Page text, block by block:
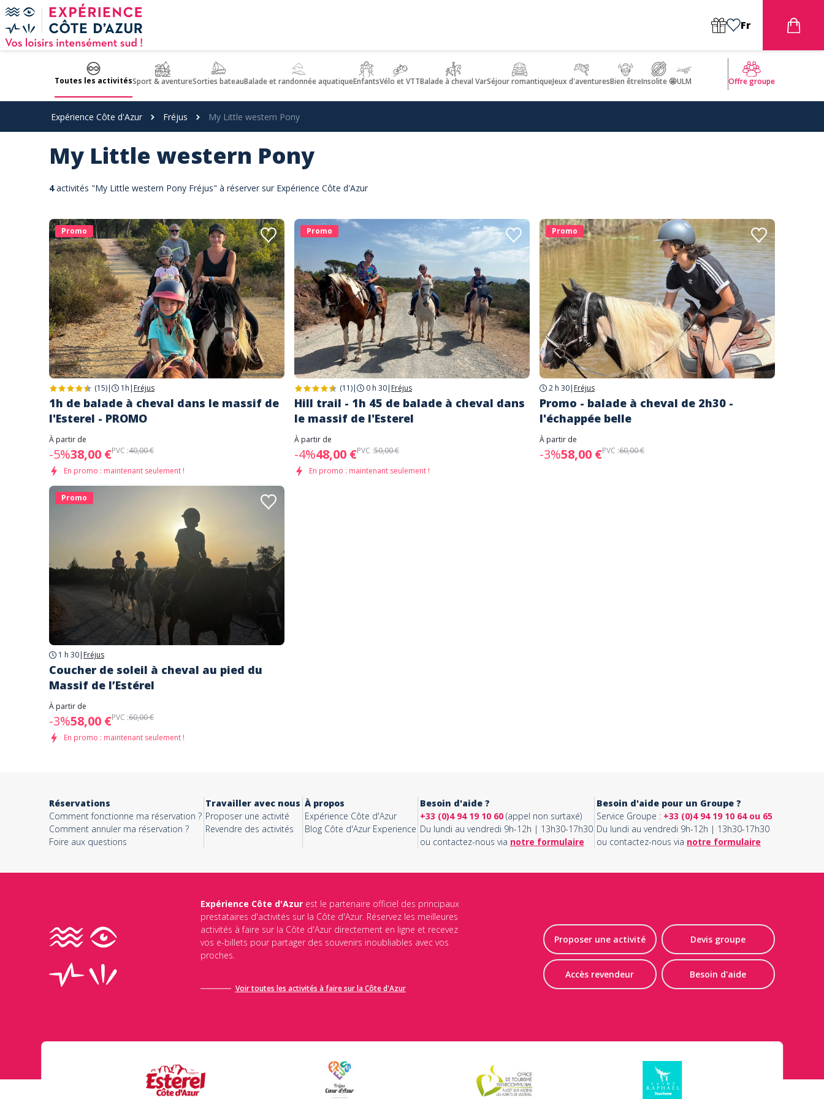
Panneau de gestion des cookies
Fr
Toutes les activitésSport & aventureSorties bateauBalade et randonnée aquatiqueEnfantsVélo et VTTBalade à cheval VarSéjour romantiqueJeux d'aventuresBien êtreInsolite 🤩ULM Offre groupe
Expérience Côte d'Azur Fréjus My Little western Pony
My Little western Pony
4activités "My Little western Pony Fréjus" à réserver sur Expérience Côte d'Azur
Promo
(15)| 1h | Fréjus
1h de balade à cheval dans le massif de
l'Esterel - PROMO
À partir de
-5%38,00 €PVC :40,00 €
En promo : maintenant seulement !
Promo
(11)| 0 h 30| Fréjus
Hill trail - 1h 45 de balade à cheval dans
le massif de l'Esterel
À partir de
-4%48,00 €PVC :50,00 €
En promo : maintenant seulement !
Promo
2 h 30| Fréjus
Promo - balade à cheval de 2h30 -
l'échappée belle
À partir de
-3%58,00 €PVC :60,00 €
Promo
1 h 30| Fréjus
Coucher de soleil à cheval au pied du
Massif de l’Estérel
À partir de
-3%58,00 €PVC :60,00 €
En promo : maintenant seulement !
Réservations
Comment fonctionne ma réservation ?
Comment annuler ma réservation ?
Foire aux questions
Travailler avec nous
Proposer une activité
Revendre des activités
À propos
Expérience Côte d'Azur
Blog Côte d'Azur Experience
Besoin d'aide ?
+33 (0)4 94 19 10 60(appel non surtaxé)
Du lundi au vendredi 9h-12h | 13h30-17h30
ou contactez-nous via notre formulaire
Besoin d'aide pour un Groupe ?
Service Groupe : +33 (0)4 94 19 10 64 ou 65
Du lundi au vendredi 9h-12h | 13h30-17h30
ou contactez-nous via notre formulaire
Expérience Côte d'Azurest le partenaire officiel des principaux
prestataires d'activités sur la Côte d'Azur. Réservez les meilleures
activités à faire sur la Côte d'Azur directement en ligne et recevez
vos e-billets pour partager des souvenirs inoubliables avec vos
proches.
Voir toutes les activités à faire sur la Côte d'Azur
Proposer une activité Devis groupe
Accès revendeur Besoin d'aide